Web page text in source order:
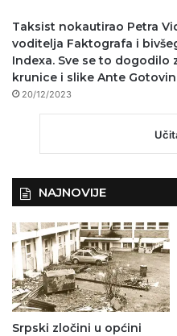
Taksist nokautirao Petra
voditelja Faktografa i
Indexa. Sve se to dogodilo
krunice i slike Ante
20/12/2023
NAJNOVIJE
Srpski zločini u općini